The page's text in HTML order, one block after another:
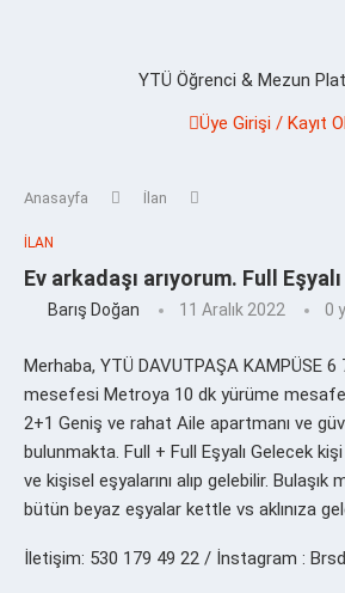
YTÜ Öğrenci & Mezun
Üye Girişi / Kayıt Ol
Anasayfa İlan
İLAN
Ev arkadaşı arıyorum. Full Eşyalı
Barış Doğan 11 Aralık 2022 0
Merhaba, YTÜ DAVUTPAŞA KAMPÜSE 6
mesefesi Metroya 10 dk yürüme
2+1 Geniş ve rahat Aile apartmanı ve
bulunmakta. Full + Full Eşyalı Gelecek
ve kişisel eşyalarını alıp gelebilir. Bulaşık
bütün beyaz eşyalar kettle vs aklınıza
İletişim: 530 179 49 22 / İnstagram :